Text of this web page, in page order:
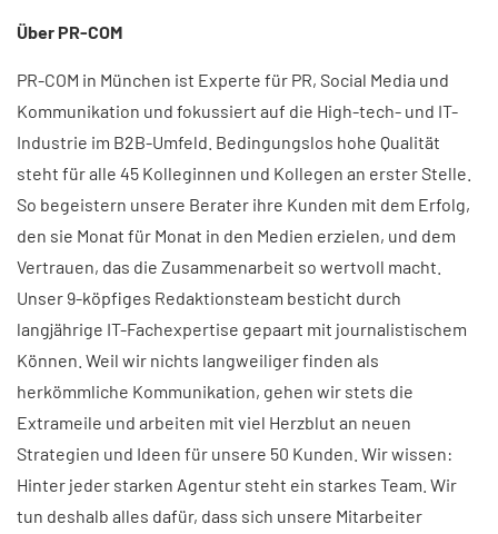
Über PR-COM
PR-COM in München ist Experte für PR, Social Media und
Kommunikation und fokussiert auf die High-tech- und IT-
Industrie im B2B-Umfeld. Bedingungslos hohe Qualität
steht für alle 45 Kolleginnen und Kollegen an erster Stelle.
So begeistern unsere Berater ihre Kunden mit dem Erfolg,
den sie Monat für Monat in den Medien erzielen, und dem
Vertrauen, das die Zusammenarbeit so wertvoll macht.
Unser 9-köpfiges Redaktionsteam besticht durch
langjährige IT-Fachexpertise gepaart mit journalistischem
Können. Weil wir nichts langweiliger finden als
herkömmliche Kommunikation, gehen wir stets die
Extrameile und arbeiten mit viel Herzblut an neuen
Strategien und Ideen für unsere 50 Kunden. Wir wissen:
Hinter jeder starken Agentur steht ein starkes Team. Wir
tun deshalb alles dafür, dass sich unsere Mitarbeiter